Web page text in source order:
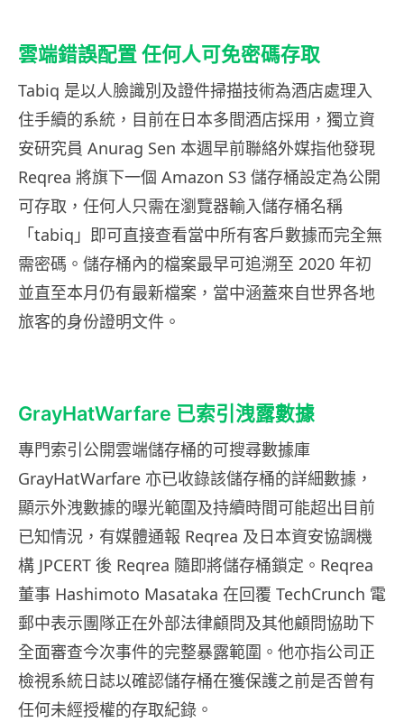
雲端錯誤配置 任何人可免密碼存取
Tabiq 是以人臉識別及證件掃描技術為酒店處理入
住手續的系統，目前在日本多間酒店採用，獨立資
安研究員 Anurag Sen 本週早前聯絡外媒指他發現
Reqrea 將旗下一個 Amazon S3 儲存桶設定為公開
可存取，任何人只需在瀏覽器輸入儲存桶名稱
「tabiq」即可直接查看當中所有客戶數據而完全無
需密碼。儲存桶內的檔案最早可追溯至 2020 年初
並直至本月仍有最新檔案，當中涵蓋來自世界各地
旅客的身份證明文件。
GrayHatWarfare 已索引洩露數據
專門索引公開雲端儲存桶的可搜尋數據庫
GrayHatWarfare 亦已收錄該儲存桶的詳細數據，
顯示外洩數據的曝光範圍及持續時間可能超出目前
已知情況，有媒體通報 Reqrea 及日本資安協調機
構 JPCERT 後 Reqrea 隨即將儲存桶鎖定。Reqrea
董事 Hashimoto Masataka 在回覆 TechCrunch 電
郵中表示團隊正在外部法律顧問及其他顧問協助下
全面審查今次事件的完整暴露範圍。他亦指公司正
檢視系統日誌以確認儲存桶在獲保護之前是否曾有
任何未經授權的存取紀錄。